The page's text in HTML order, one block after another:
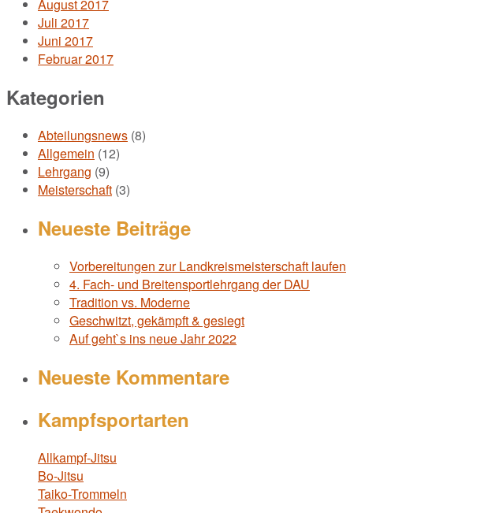
August 2017
Juli 2017
Juni 2017
Februar 2017
Kategorien
Abteilungsnews (8)
Allgemein (12)
Lehrgang (9)
Meisterschaft (3)
Neueste Beiträge
Vorbereitungen zur Landkreismeisterschaft laufen
4. Fach- und Breitensportlehrgang der DAU
Tradition vs. Moderne
Geschwitzt, gekämpft & gesiegt
Auf geht`s ins neue Jahr 2022
Neueste Kommentare
Kampfsportarten
Allkampf-Jitsu
Bo-Jitsu
Taiko-Trommeln